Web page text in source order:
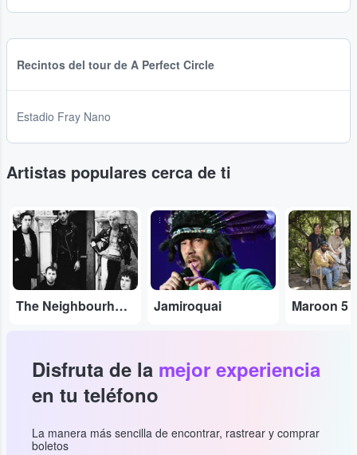
Recintos del tour de A Perfect Circle
Estadio Fray Nano
Artistas populares cerca de ti
...
The Neighbourhood
...
Jamiroquai
...
Maroon 5
Disfruta de la mejor experiencia
en tu teléfono
La manera más sencilla de encontrar, rastrear y comprar
boletos